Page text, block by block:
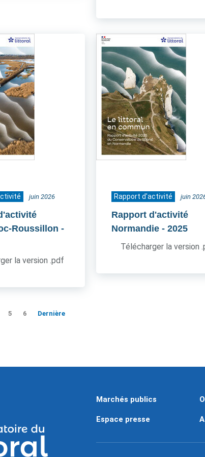
juin 2026
Roussillon -
la version .pdf
Rapport d'activité juin
Rapport d'activité
Normandie - 2025
Télécharger la version
5 6 Dernière
Marchés publics
Espace presse